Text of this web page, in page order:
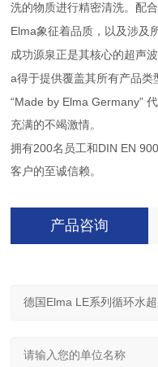
洗的物质进行精密清洗。配合
Elma象征着品质，以及涉及
成功源泉正是其核心的超声
a得于提供覆盖其所有产品类
“Made by Elma Germany”
充满的不竭激情。
拥有200名员工和 DIN EN
客户的至诚信赖。
产品咨询